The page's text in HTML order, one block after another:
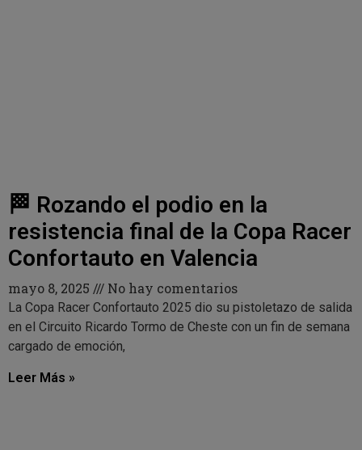
🏁 Rozando el podio en la
resistencia final de la Copa Racer
Confortauto en Valencia
mayo 8, 2025 No hay comentarios
La Copa Racer Confortauto 2025 dio su pistoletazo de salida
en el Circuito Ricardo Tormo de Cheste con un fin de semana
cargado de emoción,
Leer Más »